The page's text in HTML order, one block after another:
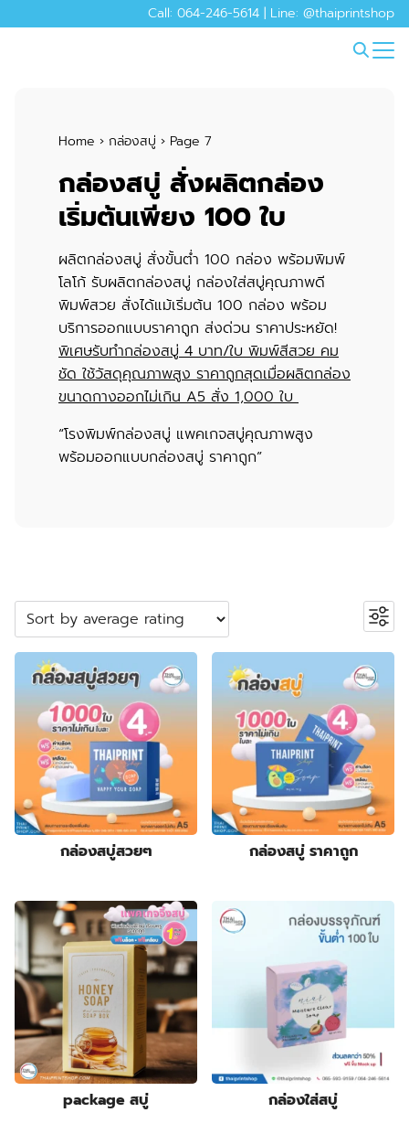
to
Call: 064-246-5614 | Line: @thaiprintshop
Home › กล่องสบู่ › Page 7
กล่องสบู่ สั่งผลิตกล่อง
เริ่มต้นเพียง 100 ใบ
ผลิตกล่องสบู่ สั่งขั้นต่ำ 100 กล่อง พร้อมพิมพ์
โลโก้ รับผลิตกล่องสบู่ กล่องใส่สบู่คุณภาพดี
พิมพ์สวย สั่งได้แม้เริ่มต้น 100 กล่อง พร้อม
บริการออกแบบราคาถูก ส่งด่วน ราคาประหยัด!
พิเศษรับทำกล่องสบู่ 4 บาท/ใบ พิมพ์สีสวย คม
ชัด ใช้วัสดุคุณภาพสูง ราคาถูกสุดเมื่อผลิตกล่อง
ขนาดกางออกไม่เกิน A5 สั่ง 1,000 ใบ
“โรงพิมพ์กล่องสบู่ แพคเกจสบู่คุณภาพสูง
พร้อมออกแบบกล่องสบู่ ราคาถูก”
ค้นหาสินค้า
Search
หมวดหมู่สินค้า
ปลอกสวมแก้ว 22
products
กระเป๋าผ้า ถุงผ้า 55
products
กล่องกระดาษคราฟท์ 2323
กล่องขนม 2323
products
กล่องครีม 5555
products
กล่องครีมกันแดด 33
products
กล่องจั่วปัง พรีเมี่ยม
กล่องทรงกระบอก 1
product
กล่องบรรจุภัณฑ์ 178178
products
กล่องฟอยล์ 66
products
กล่องลิปสติก
10
products
กล่องสบู่ 8484
products
กล่องสบู่กระดาษคราฟท์ 33
products
กล่องสินค้า OTOP 88
products
กล่องอาหารเสริม
19
products
กล่องอื่นๆ 2828
products
กล่องเซ็ต 88
กล่องสบู่สวยๆ กล่องสบู่ ราคาถูก
package สบู่ กล่องใส่สบู่